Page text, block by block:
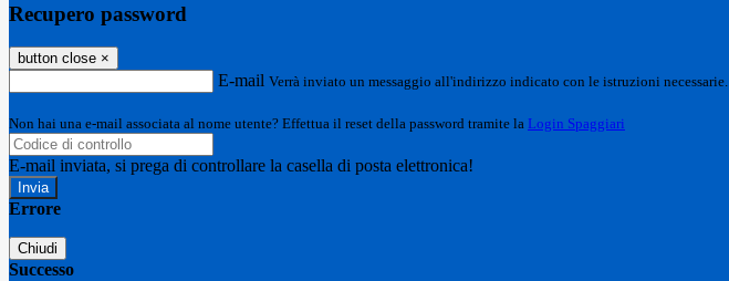
Recupero password
button close ×
E-mail Verrà inviato un messaggio all'indirizzo indicato con le istruzioni necessarie.
Non hai una e-mail associata al nome utente? Effettua il reset della password tramite la Login Spaggiari
E-mail inviata, si prega di controllare la casella di posta elettronica!
Errore
Chiudi
Successo